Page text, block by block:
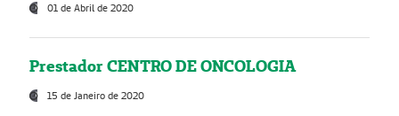
01 de Abril de 2020
Prestador CENTRO DE ONCOLOGIA
15 de Janeiro de 2020